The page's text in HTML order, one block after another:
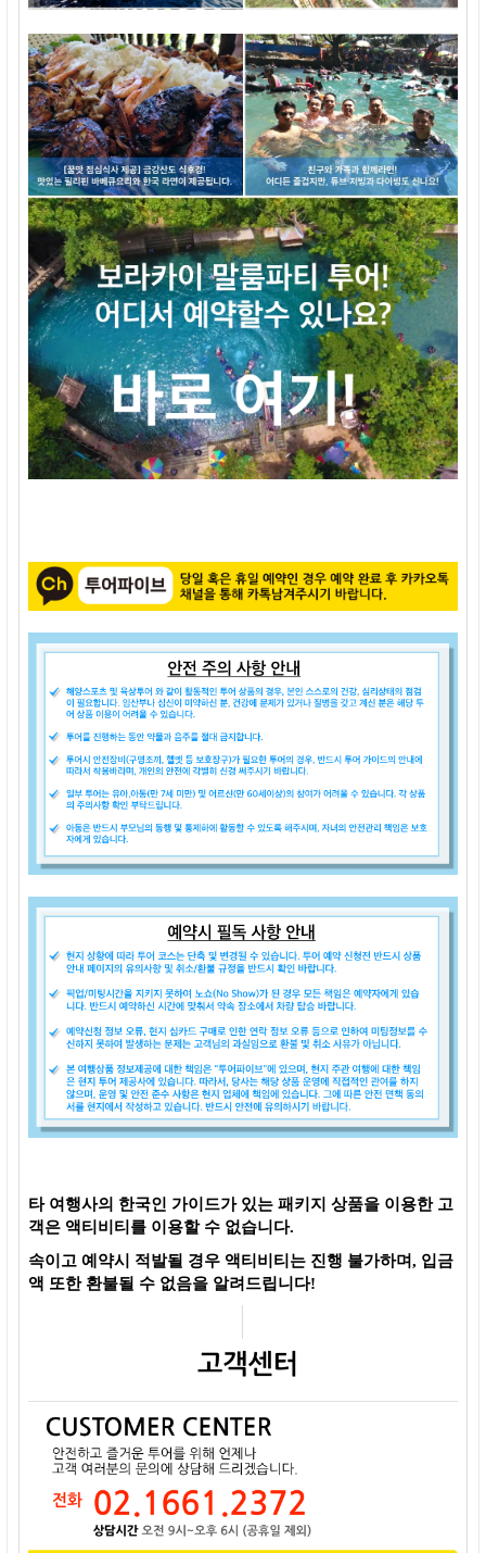
타 여행사의 한국인 가이드가 있는 패키지 상품을 이용한 고
객은 액티비티를 이용할 수 없습니다.
속이고 예약시 적발될 경우 액티비티는 진행 불가하며, 입금
액 또한 환불될 수 없음을 알려드립니다!